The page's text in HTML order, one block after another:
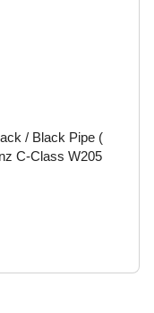
/ Black Pipe (
C-Class W205